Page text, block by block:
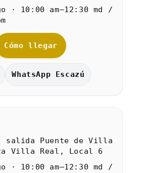
· 10:00 am–12:30 md /
Cómo llegar
WhatsApp Escazú
salida Puente de Villa
Villa Real, Local 6
· 10:00 am–12:30 md /